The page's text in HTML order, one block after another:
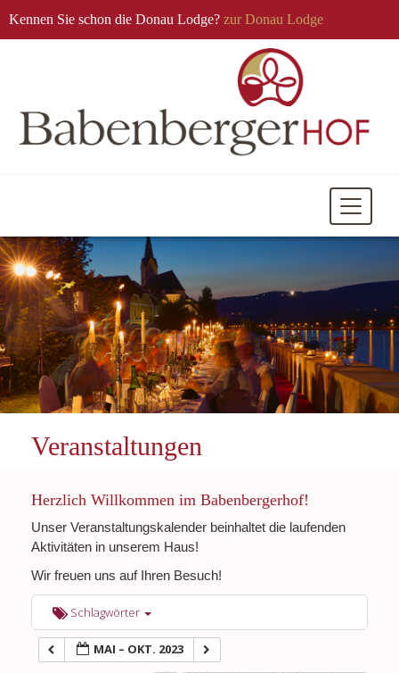
Kennen Sie schon die Donau Lodge? zur Donau Lodge
Mobile
Veranstaltungen
Herzlich Willkommen im Babenbergerhof!
Unser Veranstaltungskalender beinhaltet die laufenden
Aktivitäten in unserem Haus!
Wir freuen uns auf Ihren Besuch!
Schlagwörter
MAI – OKT. 2023